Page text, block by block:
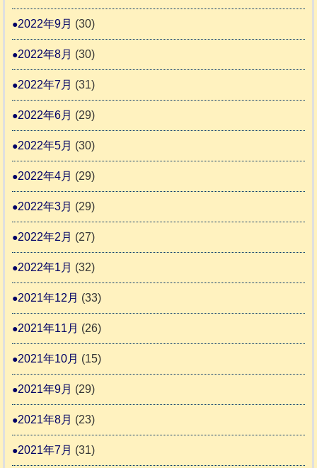
2022年9月 (30)
2022年8月 (30)
2022年7月 (31)
2022年6月 (29)
2022年5月 (30)
2022年4月 (29)
2022年3月 (29)
2022年2月 (27)
2022年1月 (32)
2021年12月 (33)
2021年11月 (26)
2021年10月 (15)
2021年9月 (29)
2021年8月 (23)
2021年7月 (31)